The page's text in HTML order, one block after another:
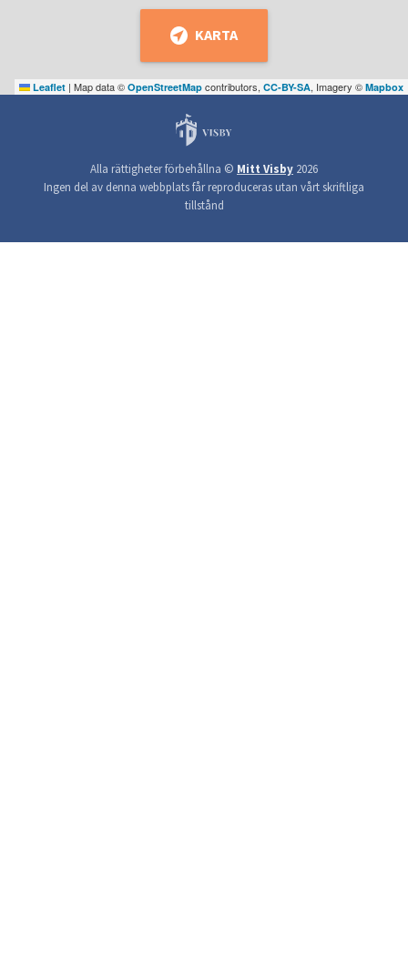
Leaflet | Map data © OpenStreetMap contributors, CC-BY-SA, Imagery © Mapbox
KARTA
Alla rättigheter förbehållna © Mitt Visby 2026
Ingen del av denna webbplats får reproduceras utan vårt skriftliga
tillstånd